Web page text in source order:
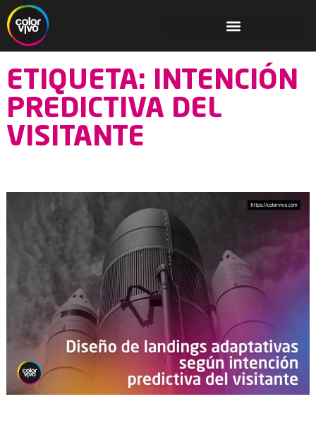
ETIQUETA: INTENCIÓN
PREDICTIVA DEL
VISITANTE